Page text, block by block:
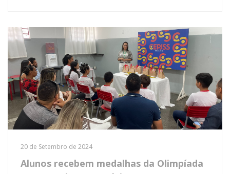
20 de Setembro de 2024
Alunos recebem medalhas da Olimpíada